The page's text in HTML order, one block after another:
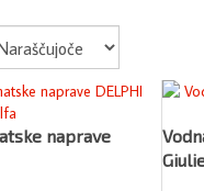
naprave